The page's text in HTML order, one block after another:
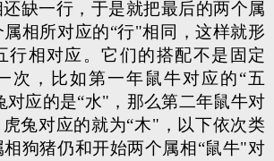
缺一行，于是就把最后的两个属
相所对应的“行"相同，这样就形
行相对应。它们的搭配不是固定
次，比如第一年鼠牛对应的“五
对应的是“水"，那么第二年鼠牛对
兔对应的就为“木"，以下依次类
狗猪仍和开始两个属相“鼠牛"对